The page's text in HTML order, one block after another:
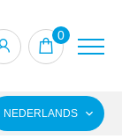
0
NEDERLANDS